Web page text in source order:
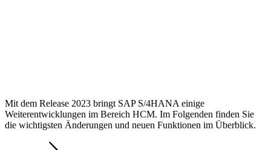
Mit dem Release 2023 bringt SAP S/4HANA einige
Weiterentwicklungen im Bereich HCM. Im Folgenden finden Sie
die wichtigsten Änderungen und neuen Funktionen im Überblick.